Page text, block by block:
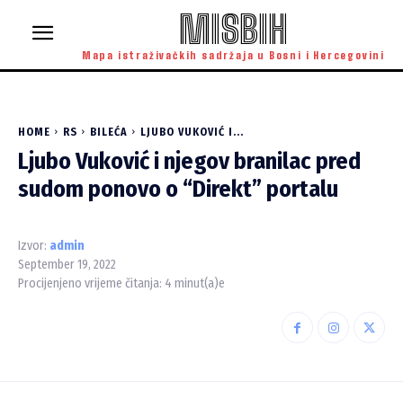
MISBIH
Mapa istraživačkih sadržaja u Bosni i Hercegovini
HOME RS BILEĆA LJUBO VUKOVIĆ I...
Ljubo Vuković i njegov branilac pred
sudom ponovo o “Direkt” portalu
Izvor: admin
September 19, 2022
Procijenjeno vrijeme čitanja: 4 minut(a)e